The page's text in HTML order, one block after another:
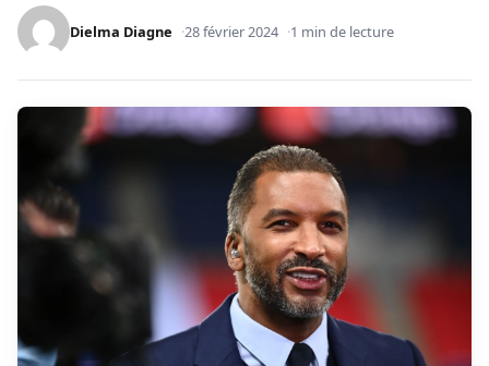
Dielma Diagne 28 février 2024 1 min de lecture